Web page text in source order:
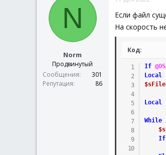
N
Norm
Продвинутый
Сообщения
301
Репутация
86
Если файл
На скорость
Код:
If
Local
Local
While
If